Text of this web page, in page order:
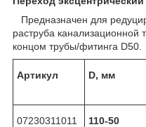
Предназначен для
раструба канализационной
концом трубы/фитинга D50.
Артикул D, мм
07230311011
110-50